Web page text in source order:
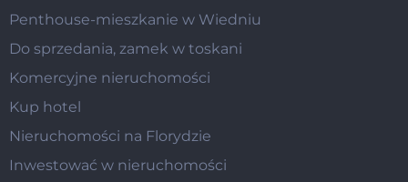
Penthouse-mieszkanie w Wiedniu
Do sprzedania, zamek w toskani
Komercyjne nieruchomości
Kup hotel
Nieruchomości na Florydzie
Inwestować w nieruchomości